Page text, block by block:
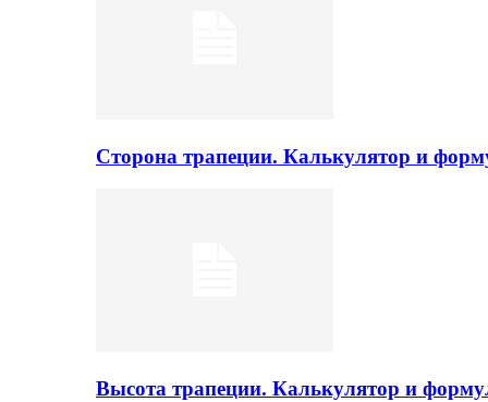
Сторона трапеции. Калькулятор и
Высота трапеции. Калькулятор и